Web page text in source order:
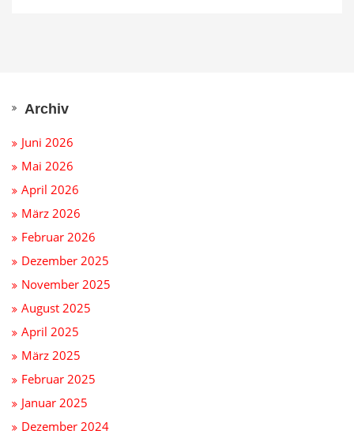
Archiv
Juni 2026
Mai 2026
April 2026
März 2026
Februar 2026
Dezember 2025
November 2025
August 2025
April 2025
März 2025
Februar 2025
Januar 2025
Dezember 2024